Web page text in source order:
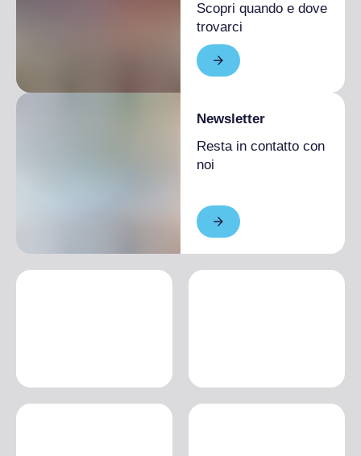
Scopri quando e dove
trovarci
Newsletter
Resta in contatto con
noi